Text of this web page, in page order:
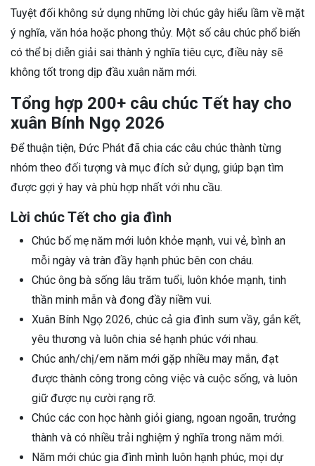
Tuyệt đối không sử dụng những lời chúc gây hiểu lầm về mặt
ý nghĩa, văn hóa hoặc phong thủy. Một số câu chúc phổ biến
có thể bị diễn giải sai thành ý nghĩa tiêu cực, điều này sẽ
không tốt trong dịp đầu xuân năm mới.
Tổng hợp 200+ câu chúc Tết hay cho
xuân Bính Ngọ 2026
Để thuận tiện, Đức Phát đã chia các câu chúc thành từng
nhóm theo đối tượng và mục đích sử dụng, giúp bạn tìm
được gợi ý hay và phù hợp nhất với nhu cầu.
Lời chúc Tết cho gia đình
Chúc bố mẹ năm mới luôn khỏe mạnh, vui vẻ, bình an
mỗi ngày và tràn đầy hạnh phúc bên con cháu.
Chúc ông bà sống lâu trăm tuổi, luôn khỏe mạnh, tinh
thần minh mẫn và đong đầy niềm vui.
Xuân Bính Ngọ 2026, chúc cả gia đình sum vầy, gắn kết,
yêu thương và luôn chia sẻ hạnh phúc với nhau.
Chúc anh/chị/em năm mới gặp nhiều may mắn, đạt
được thành công trong công việc và cuộc sống, và luôn
giữ được nụ cười rạng rỡ.
Chúc các con học hành giỏi giang, ngoan ngoãn, trưởng
thành và có nhiều trải nghiệm ý nghĩa trong năm mới.
Năm mới chúc gia đình mình luôn hạnh phúc, mọi dự